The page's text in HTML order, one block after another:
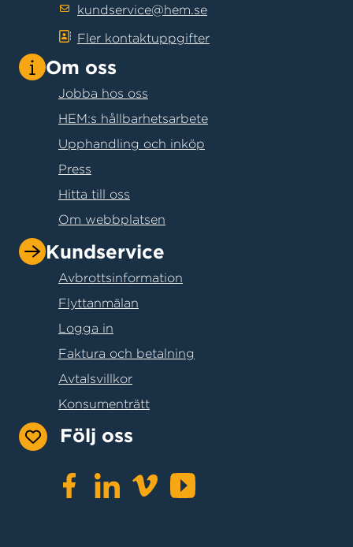
kundservice@hem.se
Fler kontaktuppgifter
Om oss
Jobba hos oss
HEM:s hållbarhetsarbete
Upphandling och inköp
Press
Hitta till oss
Om webbplatsen
Kundservice
Avbrottsinformation
Flyttanmälan
Logga in
Faktura och betalning
Avtalsvillkor
Konsumenträtt
Följ oss